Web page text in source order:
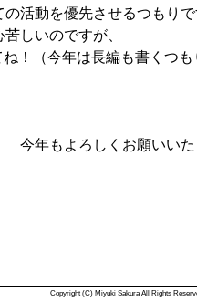
活動を優先させるつもり
しいのですが、
！（今年は長編も書くつ
今年もよろしくお願いいた
Copyright (C) Miyuki Sakura All Rights